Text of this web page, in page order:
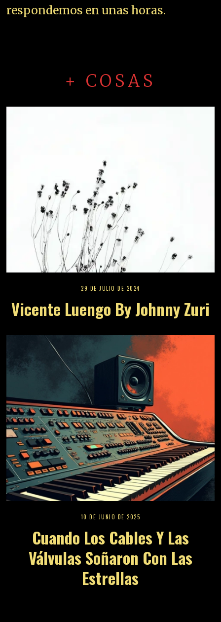
respondemos en unas horas.
+ COSAS
29 DE JULIO DE 2024
Vicente Luengo By Johnny Zuri
10 DE JUNIO DE 2025
Cuando Los Cables Y Las
Válvulas Soñaron Con Las
Estrellas